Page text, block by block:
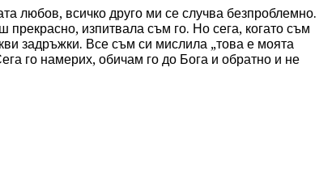
любов, всичко друго ми се случва безпроблемно.
изпитвала съм го. Но сега, когато съм
задръжки. Все съм си мислила „това е моята
го намерих, обичам го до Бога и обратно и не